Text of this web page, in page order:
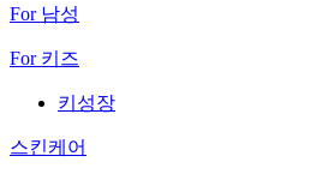
For 남성
For 키즈
키성장
스킨케어